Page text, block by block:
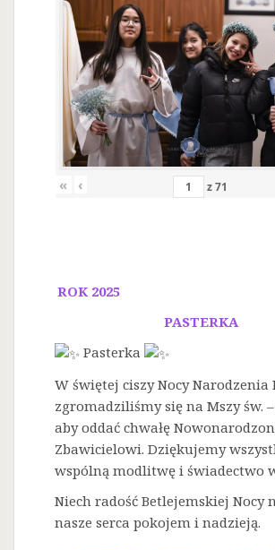
« ‹ z71
ROK 2025
PASTERKA
Pasterka
W świętej ciszy Nocy Narodzenia
zgromadziliśmy się na Mszy św. –
aby oddać chwałę
Zbawicielowi. Dziękujemy
wspólną modlitwę i świadectwo
Niech radość Betlejemskiej Nocy
nasze serca pokojem i nadzieją.